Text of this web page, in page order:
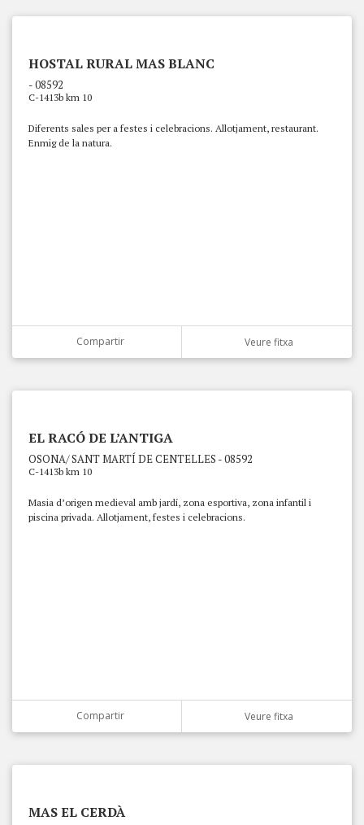
HOSTAL RURAL MAS BLANC
- 08592
C-1413b km 10
Diferents sales per a festes i celebracions. Allotjament, restaurant.
Enmig de la natura.
Compartir Veure fitxa
EL RACÓ DE L’ANTIGA
OSONA/ SANT MARTÍ DE CENTELLES - 08592
C-1413b km 10
Masia d’origen medieval amb jardí, zona esportiva, zona infantil i
piscina privada. Allotjament, festes i celebracions.
Compartir Veure fitxa
MAS EL CERDÀ